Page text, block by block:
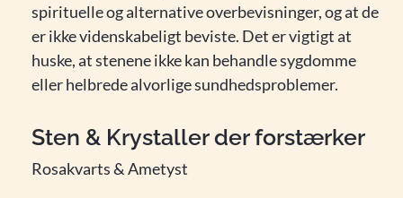
spirituelle og alternative overbevisninger, og at de
er ikke videnskabeligt beviste. Det er vigtigt at
huske, at stenene ikke kan behandle sygdomme
eller helbrede alvorlige sundhedsproblemer.
Sten & Krystaller der forstærker
Rosakvarts & Ametyst